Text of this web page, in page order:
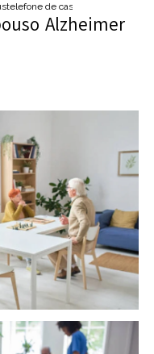
regiao centro sul
telefone de casa de repouso
Alzheimer